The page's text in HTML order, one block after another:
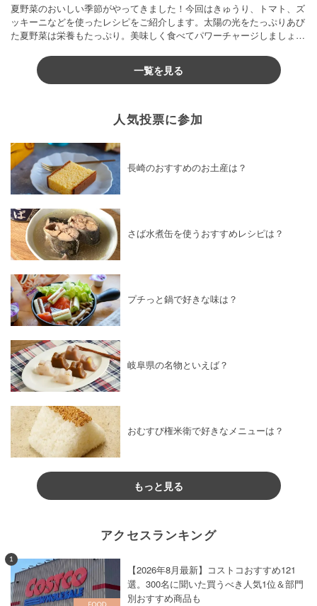
夏野菜のおいしい季節がやってきました！今回はきゅうり、トマト、ズ
ッキーニなどを使ったレシピをご紹介します。太陽の光をたっぷりあび
た夏野菜は栄養もたっぷり。美味しく食べてパワーチャージしましょう
一覧を見る
人気投票に参加
長崎のおすすめのお土産は？
さば水煮缶を使うおすすめレシピは？
プチっと鍋で好きな味は？
岐阜県の名物といえば？
おむすび権米衛で好きなメニューは？
もっと見る
アクセスランキング
1
【2026年8月最新】コストコおすすめ121
選。300名に聞いた買うべき人気1位＆部門
別おすすめ商品も